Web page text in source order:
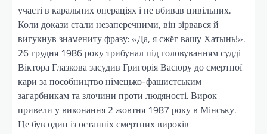
участі в каральних операціях і не вбивав цивільних.
Коли докази стали незаперечними, він зірвався й
вигукнув знамениту фразу: «Да, я сжёг вашу Хатынь!».
26 грудня 1986 року трибунал під головуванням судді
Віктора Глазкова засудив Григорія Васюру до смертної
кари за пособництво німецько-фашистським
загарбникам та злочини проти людяності. Вирок
привели у виконання 2 жовтня 1987 року в Мінську.
Це був один із останніх смертних вироків